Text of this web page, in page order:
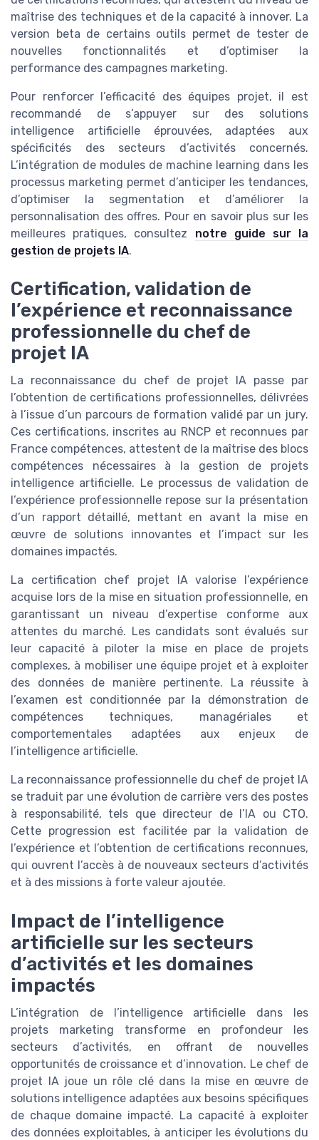
maîtrise des techniques et de la capacité à innover. La
version beta de certains outils permet de tester de
nouvelles fonctionnalités et d’optimiser la
performance des campagnes marketing.
Pour renforcer l’efficacité des équipes projet, il est
recommandé de s’appuyer sur des solutions
intelligence artificielle éprouvées, adaptées aux
spécificités des secteurs d’activités concernés.
L’intégration de modules de machine learning dans les
processus marketing permet d’anticiper les tendances,
d’optimiser la segmentation et d’améliorer la
personnalisation des offres. Pour en savoir plus sur les
meilleures pratiques, consultez notre guide sur la
gestion de projets IA.
Certification, validation de
l’expérience et reconnaissance
professionnelle du chef de
projet IA
La reconnaissance du chef de projet IA passe par
l’obtention de certifications professionnelles, délivrées
à l’issue d’un parcours de formation validé par un jury.
Ces certifications, inscrites au RNCP et reconnues par
France compétences, attestent de la maîtrise des blocs
compétences nécessaires à la gestion de projets
intelligence artificielle. Le processus de validation de
l’expérience professionnelle repose sur la présentation
d’un rapport détaillé, mettant en avant la mise en
œuvre de solutions innovantes et l’impact sur les
domaines impactés.
La certification chef projet IA valorise l’expérience
acquise lors de la mise en situation professionnelle, en
garantissant un niveau d’expertise conforme aux
attentes du marché. Les candidats sont évalués sur
leur capacité à piloter la mise en place de projets
complexes, à mobiliser une équipe projet et à exploiter
des données de manière pertinente. La réussite à
l’examen est conditionnée par la démonstration de
compétences techniques, managériales et
comportementales adaptées aux enjeux de
l’intelligence artificielle.
La reconnaissance professionnelle du chef de projet IA
se traduit par une évolution de carrière vers des postes
à responsabilité, tels que directeur de l’IA ou CTO.
Cette progression est facilitée par la validation de
l’expérience et l’obtention de certifications reconnues,
qui ouvrent l’accès à de nouveaux secteurs d’activités
et à des missions à forte valeur ajoutée.
Impact de l’intelligence
artificielle sur les secteurs
d’activités et les domaines
impactés
L’intégration de l’intelligence artificielle dans les
projets marketing transforme en profondeur les
secteurs d’activités, en offrant de nouvelles
opportunités de croissance et d’innovation. Le chef de
projet IA joue un rôle clé dans la mise en œuvre de
solutions intelligence adaptées aux besoins spécifiques
de chaque domaine impacté. La capacité à exploiter
des données exploitables, à anticiper les évolutions du